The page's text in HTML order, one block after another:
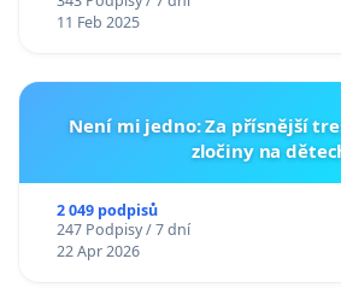
11 Feb 2025
Není mi jedno: Za přísnější
zločiny na
2 049 podpisů
247 Podpisy / 7 dní
22 Apr 2026